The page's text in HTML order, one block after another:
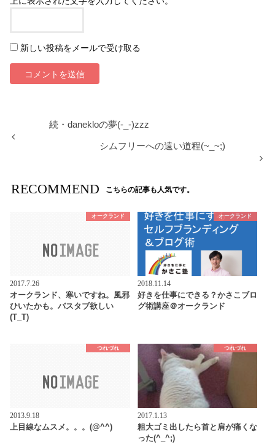
新しい投稿をメールで受け取る
続・danekloの夢(-_-)zzz
シムフリーへの遠い道程(~_~;)
RECOMMEND こちらの記事も人気です。
オークランド
2017.7.26
オークランド、寒いですね。風邪
ひいたかも。バスタブ欲しい
(T_T)
オークランド
2018.11.14
好きを仕事にできる？かさこブロ
グ術講座＠オークランド
つれづれ
2013.9.18
上目線なムスメ。。。(@^^)
つれづれ
2017.1.13
粗大ゴミ出したら首と肩が痛くな
った(^_^;)